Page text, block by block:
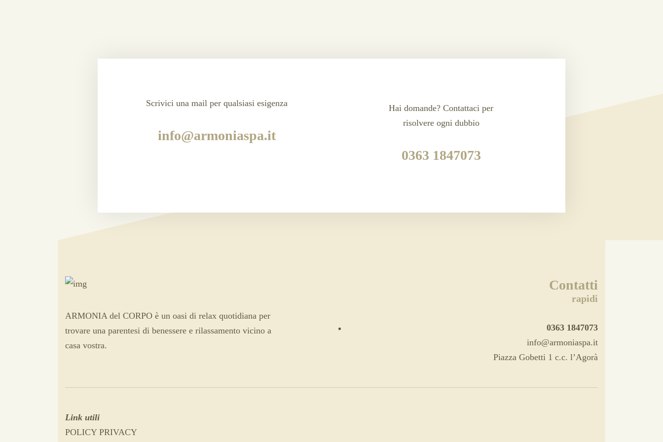
Scrivici una mail per qualsiasi esigenza
info@armoniaspa.it
Hai domande? Contattaci per
risolvere ogni dubbio
0363 1847073
ARMONIA del CORPO è un oasi di relax quotidiana per
trovare una parentesi di benessere e rilassamento vicino a
casa vostra.
Contatti
rapidi
0363 1847073
info@armoniaspa.it
Piazza Gobetti 1 c.c. l’Agorà
Link utili
POLICY PRIVACY